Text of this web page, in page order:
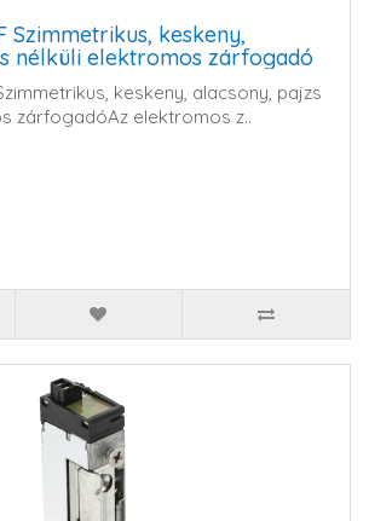
Szimmetrikus, keskeny,
nélküli elektromos zárfogadó
keskeny, alacsony, pajzs
zárfogadóAz elektromos z..